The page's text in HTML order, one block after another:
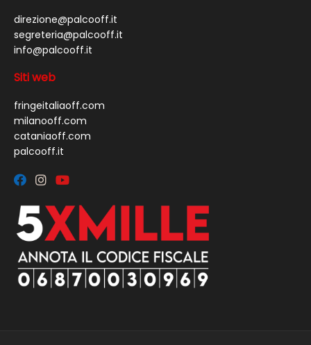
direzione@palcooff.it
segreteria@palcooff.it
info@palcooff.it
Siti web
fringeitaliaoff.com
milanooff.com
cataniaoff.com
palcooff.it